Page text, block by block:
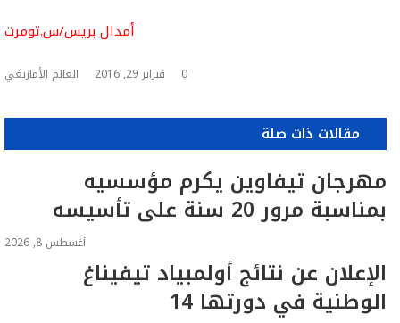
أمدال بريس/س.تومرت
العالم الأمازيغي فبراير 29, 2016 0
مقالات ذات صلة
مهرجان تيفاوين يكرم مؤسسيه
بمناسبة مرور 20 سنة على تأسيسه
أغسطس 8, 2026
الإعلان عن نتائج أولمبياد تيفيناغ
الوطنية في دورتها 14